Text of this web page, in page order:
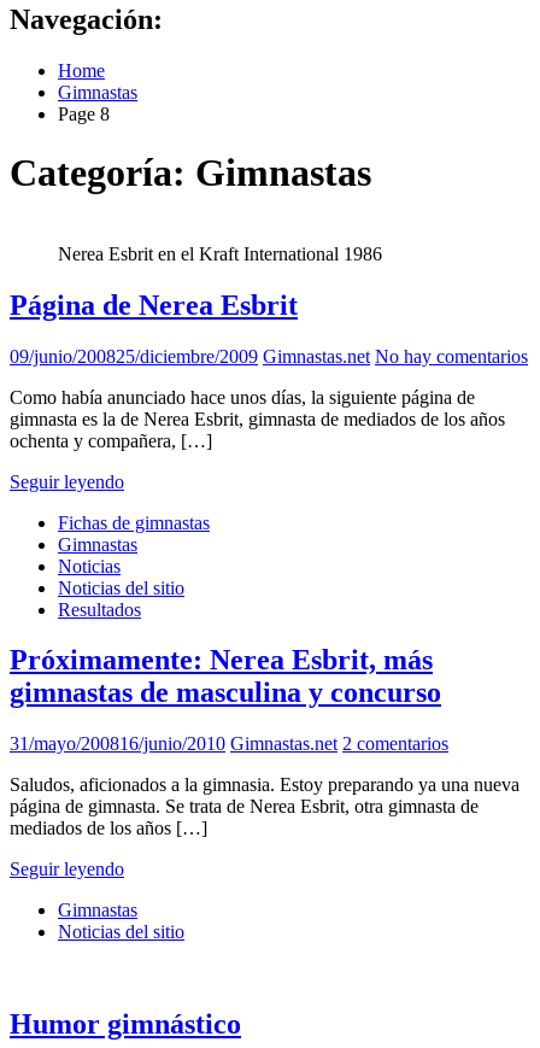
Navegación:
Home
Gimnastas
Page 8
Categoría: Gimnastas
Nerea Esbrit en el Kraft International 1986
Página de Nerea Esbrit
09/junio/200825/diciembre/2009 Gimnastas.net No hay comentarios
Como había anunciado hace unos días, la siguiente página de
gimnasta es la de Nerea Esbrit, gimnasta de mediados de los años
ochenta y compañera, […]
Seguir leyendo
Fichas de gimnastas
Gimnastas
Noticias
Noticias del sitio
Resultados
Próximamente: Nerea Esbrit, más
gimnastas de masculina y concurso
31/mayo/200816/junio/2010 Gimnastas.net 2 comentarios
Saludos, aficionados a la gimnasia. Estoy preparando ya una nueva
página de gimnasta. Se trata de Nerea Esbrit, otra gimnasta de
mediados de los años […]
Seguir leyendo
Gimnastas
Noticias del sitio
Humor gimnástico